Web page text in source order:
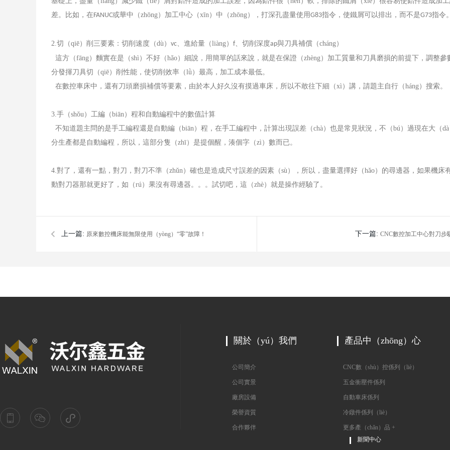
差。比如，在FANUC或華中（zhōng）加工中心（xīn）中（zhōng），打深孔盡量使用G83指令，使鐵屑可以排出，而不是G73指令。
2.切（qiē）削三要素：切削速度（dù） vc、進給量（liàng） f、切削深度ap與刀具補償（cháng）
這方（fāng）麵實在是（shì）不好（hǎo）細說，用簡單的話來說，就是在保證（zhèng）加工質量和刀具磨損的前提下，調整參
分發揮刀具切（qiē）削性能，使切削效率（lǜ）最高，加工成本最低。
在數控車床中，還有刀頭磨損補償等要素，由於本人好久沒有摸過車床，所以不敢往下細（xì）講，請題主自行（háng）搜索。
3.手（shǒu）工編（biān）程和自動編程中的數值計算
不知道題主問的是手工編程還是自動編（biān）程，在手工編程中，計算出現誤差（chà）也是常見狀況，不（bú）過現在大（
分生產都是自動編程，所以，這部分隻（zhī）是提個醒，湊個字（zì）數而已。
4.對了，還有一點，對刀，對刀不準（zhǔn）確也是造成尺寸誤差的因素（sù），所以，盡量選擇好（hǎo）的尋邊器，如果機床
動對刀器那就更好了，如（rú）果沒有尋邊器。。。試切吧，這（zhè）就是操作經驗了。
上一篇: 原來數控機床能無限使用（yòng）“零”故障！ 下一篇: CNC數控加工中心對刀步
關於（yú）我們
公司簡介
公司實景
廠房設備
榮譽資質
合作夥伴
產品中（zhōng）心
CNC數（shù）控係列（liè）
五金衝壓件係列
自動車床係列
冷鐓件係列（liè）
更多產（chǎn）品 +
新聞中心